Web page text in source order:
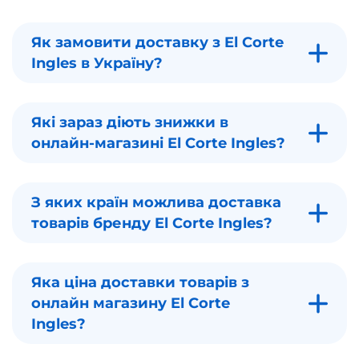
Як замовити доставку з El Corte
Ingles в Україну?
Які зараз діють знижки в
онлайн-магазині El Corte Ingles?
З яких країн можлива доставка
товарів бренду El Corte Ingles?
Яка ціна доставки товарів з
онлайн магазину El Corte
Ingles?